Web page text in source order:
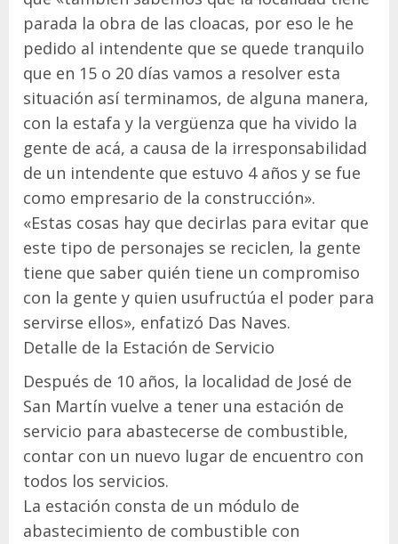
parada la obra de las cloacas, por eso le he
pedido al intendente que se quede tranquilo
que en 15 o 20 días vamos a resolver esta
situación así terminamos, de alguna manera,
con la estafa y la vergüenza que ha vivido la
gente de acá, a causa de la irresponsabilidad
de un intendente que estuvo 4 años y se fue
como empresario de la construcción».
«Estas cosas hay que decirlas para evitar que
este tipo de personajes se reciclen, la gente
tiene que saber quién tiene un compromiso
con la gente y quien usufructúa el poder para
servirse ellos», enfatizó Das Naves.
Detalle de la Estación de Servicio
Después de 10 años, la localidad de José de
San Martín vuelve a tener una estación de
servicio para abastecerse de combustible,
contar con un nuevo lugar de encuentro con
todos los servicios.
La estación consta de un módulo de
abastecimiento de combustible con